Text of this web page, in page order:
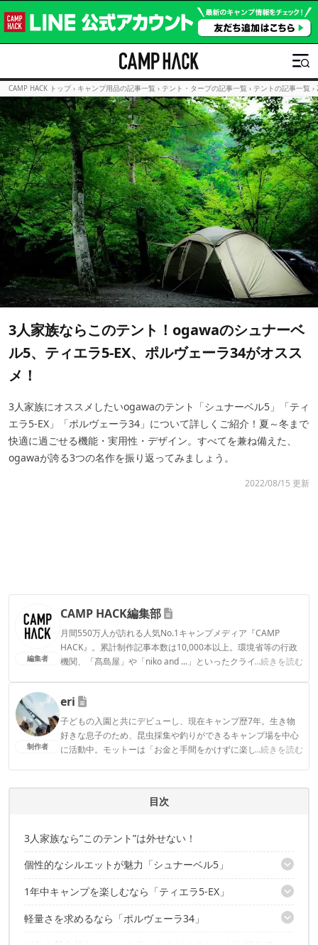
CAMP HACK トップ › キャンプ用品の記事一覧 › テント・タープの記事一覧 › テントの記事一覧 ›
3人家族ならこのテント！ogawaのシュナーベ
ル5、ティエラ5-EX、ポルヴェーラ34がオスス
メ！
3人家族にオススメしたいogawaのテント「シュナーベル5」「ティ
エラ5-EX」「ポルヴェーラ34」について詳しくご紹介！夏～冬まで
快適に過ごせる機能・実用性・デザイン。すべてを兼ね備えた、
ogawaが誇る3つの名作を振り返ってみましょう。
2022/08/15 更新
編集者
CAMP HACK編集部
月間550万人が訪れる人気No.1キャンプメディア『CAMP
HACK』。累計制作記事本数は10,000本以上。環境省等の行政
機関、「髙島屋」や「niko and ...」といったクライアントとの
...続きを読む
CAMP HACK編集部のプロフィール
制作者
eri
子どもの入園と共にデビューし、現在キャンプ歴7年。生き物
好きな息子のため、昆虫採集や釣りができるキャンプ場を中心
に活動中。モットーは「お金と手間をかけずに楽しく！」とい
...続きを読む
目次
3人家族なら”このテント”は外せない！
個性的なシルエットが魅力「シュナーベル5」
特徴① 構造がシンプルなので、迷わず設営できる
特徴② 夏キャンプを快適にしてくれる、大きなメッシュ窓
こんな人にオススメ！
1年中キャンプを楽しむなら「ティエラ5-EX」
特徴① 全方向にある出入り口
軽量さを求めるなら「ポルヴェーラ34」